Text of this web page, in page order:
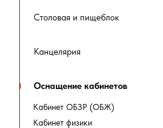
Столовая и пищеблок
Канцелярия
Оснащение кабинетов
Кабинет ОБЗР (ОБЖ)
Кабинет физики